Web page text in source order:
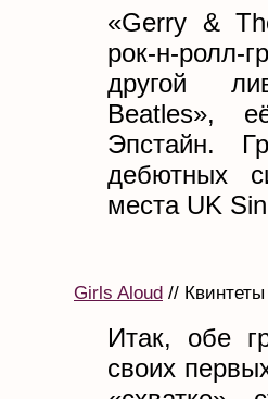
«Gerry &
рок-н-
другой
Beatles»,
Эпстайн.
дебютных
места UK
Girls Aloud //
Итак, обе
своих